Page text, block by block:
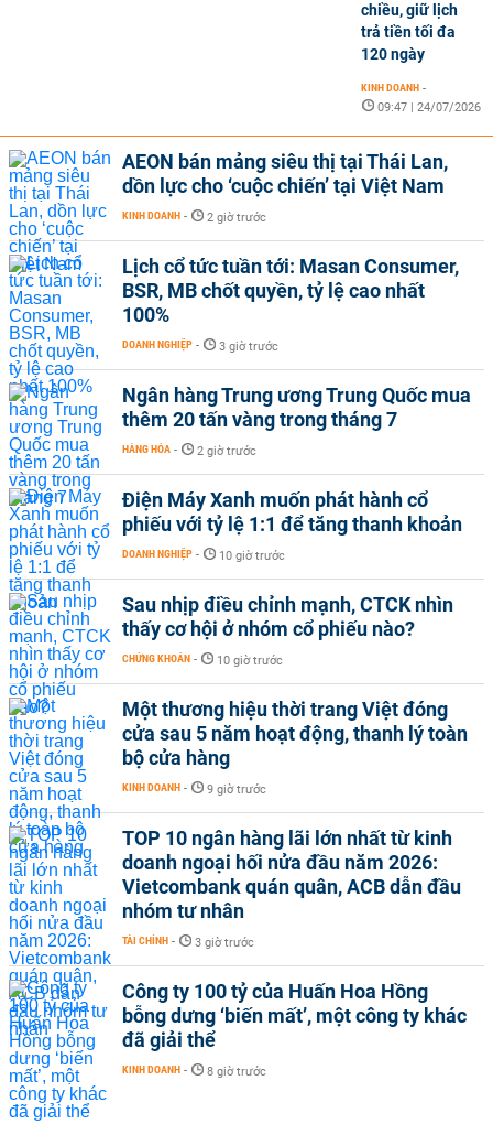
chiều, giữ lịch
trả tiền tối đa
120 ngày
KINH DOANH -
09:47 | 24/07/2026
AEON bán mảng siêu thị tại Thái Lan,
dồn lực cho ‘cuộc chiến’ tại Việt Nam
KINH DOANH - 2 giờ trước
Lịch cổ tức tuần tới: Masan Consumer,
BSR, MB chốt quyền, tỷ lệ cao nhất
100%
DOANH NGHIỆP - 3 giờ trước
Ngân hàng Trung ương Trung Quốc mua
thêm 20 tấn vàng trong tháng 7
HÀNG HÓA - 2 giờ trước
Điện Máy Xanh muốn phát hành cổ
phiếu với tỷ lệ 1:1 để tăng thanh khoản
DOANH NGHIỆP - 10 giờ trước
Sau nhịp điều chỉnh mạnh, CTCK nhìn
thấy cơ hội ở nhóm cổ phiếu nào?
CHỨNG KHOÁN - 10 giờ trước
Một thương hiệu thời trang Việt đóng
cửa sau 5 năm hoạt động, thanh lý toàn
bộ cửa hàng
KINH DOANH - 9 giờ trước
TOP 10 ngân hàng lãi lớn nhất từ kinh
doanh ngoại hối nửa đầu năm 2026:
Vietcombank quán quân, ACB dẫn đầu
nhóm tư nhân
TÀI CHÍNH - 3 giờ trước
Công ty 100 tỷ của Huấn Hoa Hồng
bỗng dưng ‘biến mất’, một công ty khác
đã giải thể
KINH DOANH - 8 giờ trước